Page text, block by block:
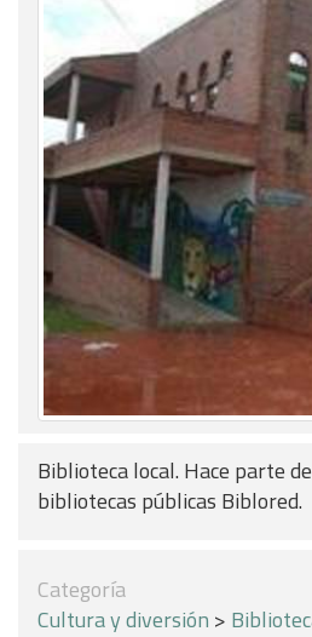
Biblioteca local. Hace parte
bibliotecas públicas Biblored.
Categoría
Cultura y diversión >